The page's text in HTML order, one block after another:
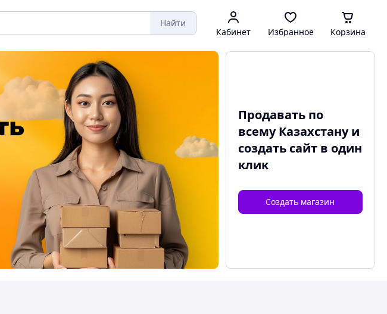
Найти
Кабинет Избранное Корзина
Продавать по
всему Казахстану и
создать сайтв один
клик
Создать магазин